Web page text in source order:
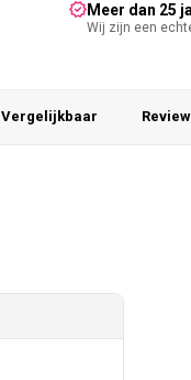
Meer dan 25
Wij zijn een
Vergelijkbaar